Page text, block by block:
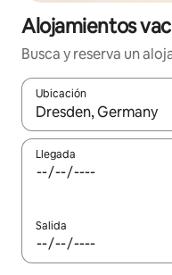
Alojamientos
Busca y reserva un
Ubicación
Cuando los resultados
Llegada
Salida